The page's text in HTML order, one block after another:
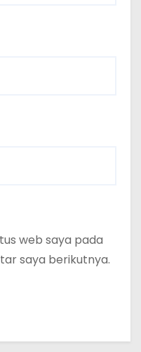
web saya pada
saya berikutnya.